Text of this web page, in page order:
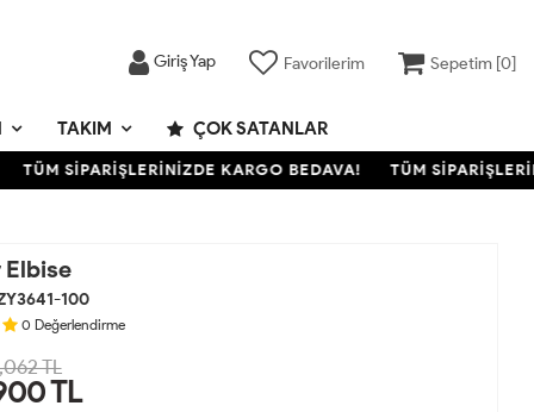
Giriş Yap Favorilerim Sepetim [0]
TAKIM ÇOK SATANLAR
SİPARİŞLERİNİZDE KARGO BEDAVA! TÜM
100
0 Değerlendirme
TL
TL